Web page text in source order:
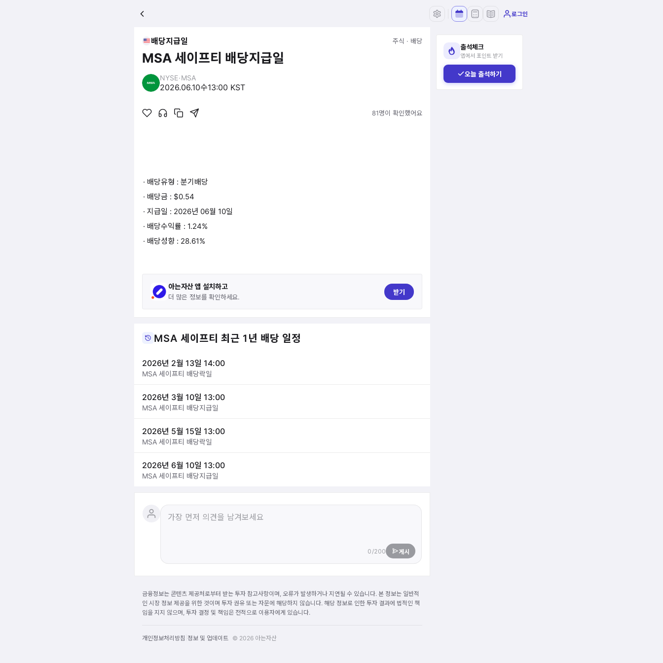
로그인
배당지급일 주식 · 배당
MSA 세이프티 배당지급일
NYSE·MSA
2026.06.10수13:00 KST
81명이 확인했어요
· 배당유형 : 분기배당
· 배당금 : $0.54
· 지급일 : 2026년 06월 10일
· 배당수익률 : 1.24%
· 배당성향 : 28.61%
아는자산 앱 설치하고
더 많은 정보를 확인하세요.
받기
MSA 세이프티 최근 1년 배당 일정
2026년 2월 13일 14:00
MSA 세이프티 배당락일
2026년 3월 10일 13:00
MSA 세이프티 배당지급일
2026년 5월 15일 13:00
MSA 세이프티 배당락일
2026년 6월 10일 13:00
MSA 세이프티 배당지급일
0/200 게시
금융정보는 콘텐츠 제공처로부터 받는 투자 참고사항이며, 오류가 발생하거나 지연될 수 있습니다. 본 정보는 일반적
인 시장 정보 제공을 위한 것이며 투자 권유 또는 자문에 해당하지 않습니다. 해당 정보로 인한 투자 결과에 법적인 책
임을 지지 않으며, 투자 결정 및 책임은 전적으로 이용자에게 있습니다.
개인정보처리방침 정보 및 업데이트 © 2026 아는자산
출석체크
앱에서 포인트 받기
오늘 출석하기